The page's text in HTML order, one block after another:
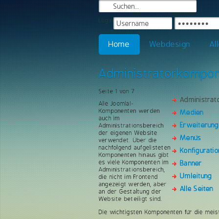
Login
Home Webdesign
Medien
Menüs
Banner
Umleitung
Alle Seiten
Seite 1 von 7
Alle Joomla!-
Komponenten werden
auch im
Administrationsbereich
der eigenen Website
verwendet. Über die
nachfolgend aufgelisteten
Komponenten hinaus gibt
es viele Komponenten im
Administrationsbereich,
die nicht im Frontend
angezeigt werden, aber
an der Gestaltung der
Website beteiligt sind.
Die wichtigsten Komponenten für die